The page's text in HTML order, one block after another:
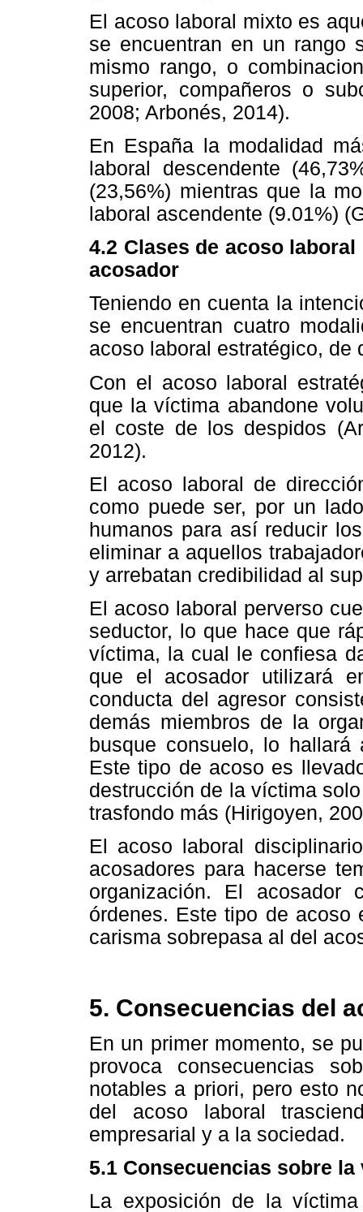
El acoso laboral mixto es
se encuentran en un rango
mismo rango, o
superior, compañeros o
2008; Arbonés, 2014).
En España la modalidad
laboral descendente
(23,56%) mientras que la
laboral ascendente (9.01%)
4.2 Clases de acoso
acosador
Teniendo en cuenta la
se encuentran cuatro
acoso laboral estratégico, de
Con el acoso laboral
que la víctima abandone
el coste de los despidos
2012).
El acoso laboral de
como puede ser, por un
humanos para así reducir
eliminar a aquellos
y arrebatan credibilidad al
El acoso laboral perverso
seductor, lo que hace que
víctima, la cual le confiesa
que el acosador utilizará
conducta del agresor
demás miembros de la
busque consuelo, lo
Este tipo de acoso es
destrucción de la víctima
trasfondo más (Hirigoyen,
El acoso laboral
acosadores para hacerse
organización. El
órdenes. Este tipo de acoso
carisma sobrepasa al del
5. Consecuencias del
En un primer momento, se
provoca consecuencias
notables a priori, pero esto
del acoso laboral
empresarial y a la sociedad.
5.1 Consecuencias sobre la
La exposición de la